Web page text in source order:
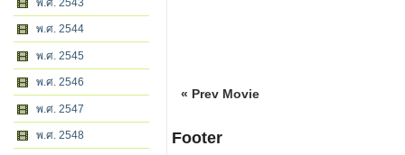
พ.ศ. 2543
พ.ศ. 2544
พ.ศ. 2545
พ.ศ. 2546
พ.ศ. 2547
พ.ศ. 2548
« Prev Movie
Footer